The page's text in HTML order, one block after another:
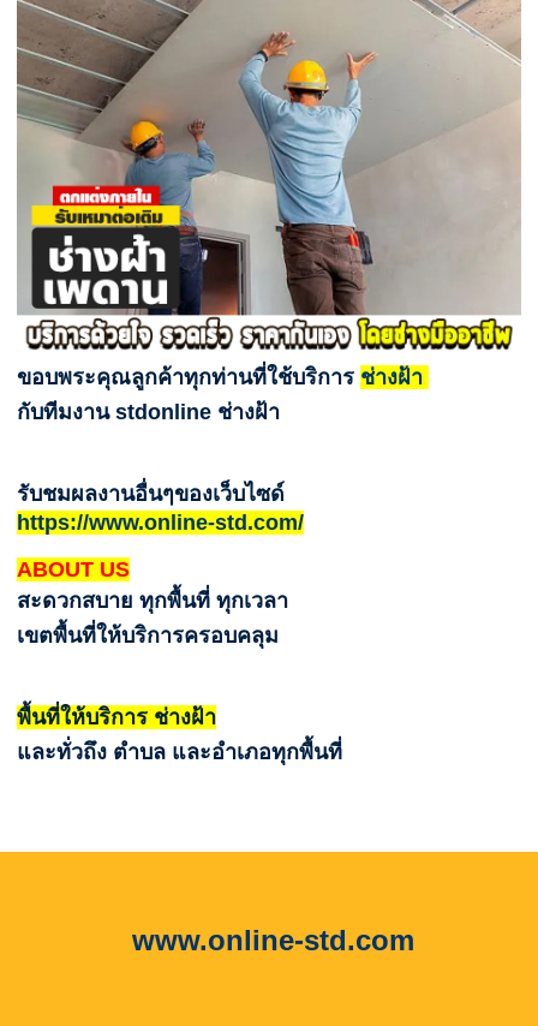
ขอบพระคุณลูกค้าทุกท่านที่ใช้บริการ ช่างฝ้า
กับทีมงาน stdonline ช่างฝ้า
รับชมผลงานอื่นๆของเว็บไซด์
https://www.online-std.com/
ABOUT US
สะดวกสบาย ทุกพื้นที่ ทุกเวลา
เขตพื้นที่ให้บริการครอบคลุม
พื้นที่ให้บริการ ช่างฝ้า
และทั่วถึง ตำบล และอำเภอทุกพื้นที่
www.online-std.com